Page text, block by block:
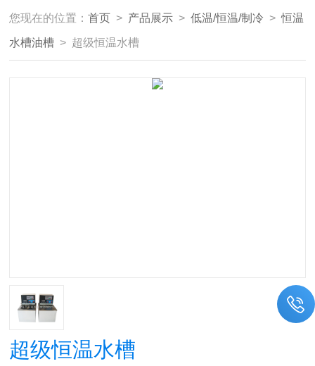
您现在的位置：首页 > 产品展示 >低温/恒温/制冷 >恒温
水槽油槽 > 超级恒温水槽
超级恒温水槽